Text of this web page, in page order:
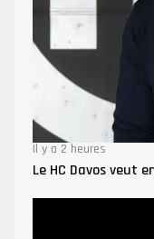
Il y a 2 heures
Le HC Davos veut